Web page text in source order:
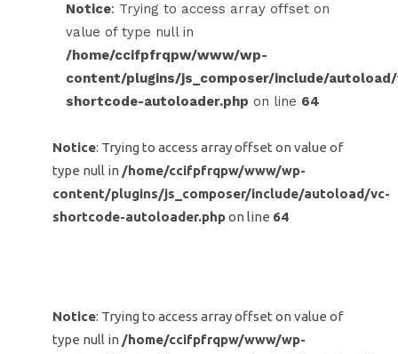
Notice: Trying to access array offset on
value of type null in
/home/ccifpfrqpw/www/wp-
content/plugins/js_composer/include/
shortcode-autoloader.php on line 64
Notice: Trying to access array offset on value of
type null in /home/ccifpfrqpw/www/wp-
content/plugins/js_composer/include/autoload/vc-
shortcode-autoloader.phpon line 64
Notice: Trying to access array offset on value of
type null in /home/ccifpfrqpw/www/wp-